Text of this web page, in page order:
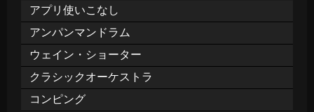
アプリ使いこなし
アンパンマンドラム
ウェイン・ショーター
クラシックオーケストラ
コンピング